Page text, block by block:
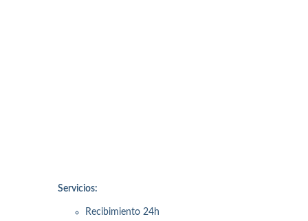
Servicios:
Recibimiento 24h